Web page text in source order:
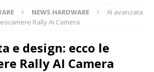
NEWS HARDWARE
AI avanzata
Rally AI Camera
e design: ecco le
Rally AI Camera